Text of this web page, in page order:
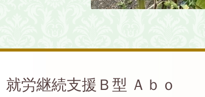
就労継続支援Ｂ型 Ａｂｏ